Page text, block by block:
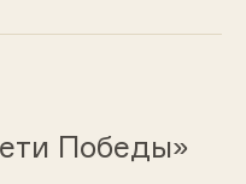
Победы»